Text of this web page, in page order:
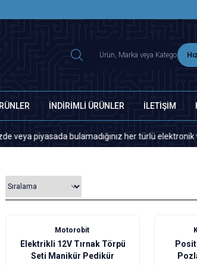
İNDİRİMLİ ÜRÜNLER İLETİŞİM
bulamadığınız her türlü elektronik ve
Motorobit
Elektrikli 12V Tırnak Törpü
Seti Manikür Pedikür